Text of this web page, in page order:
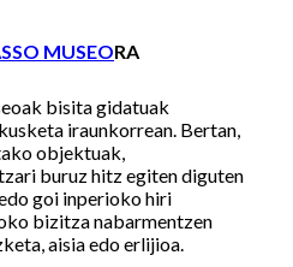
MUSEORA
bisita gidatuak
iraunkorrean. Bertan,
objektuak,
buruz hitz egiten diguten
goi inperioko hiri
bizitza nabarmentzen
aisia edo erlijioa.